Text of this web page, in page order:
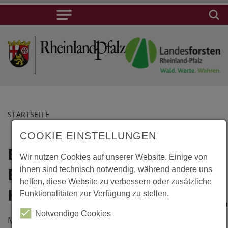
STARTSEITE
Bad Leonfelden,
Erweiterungsbau
Kurhotel
Massivholzgebäude
Lage
Bad
COOKIE EINSTELLUNGEN
Wir nutzen Cookies auf unserer Website. Einige von
ihnen sind technisch notwendig, während andere uns
helfen, diese Website zu verbessern oder zusätzliche
Funktionalitäten zur Verfügung zu stellen.
Notwendige Cookies